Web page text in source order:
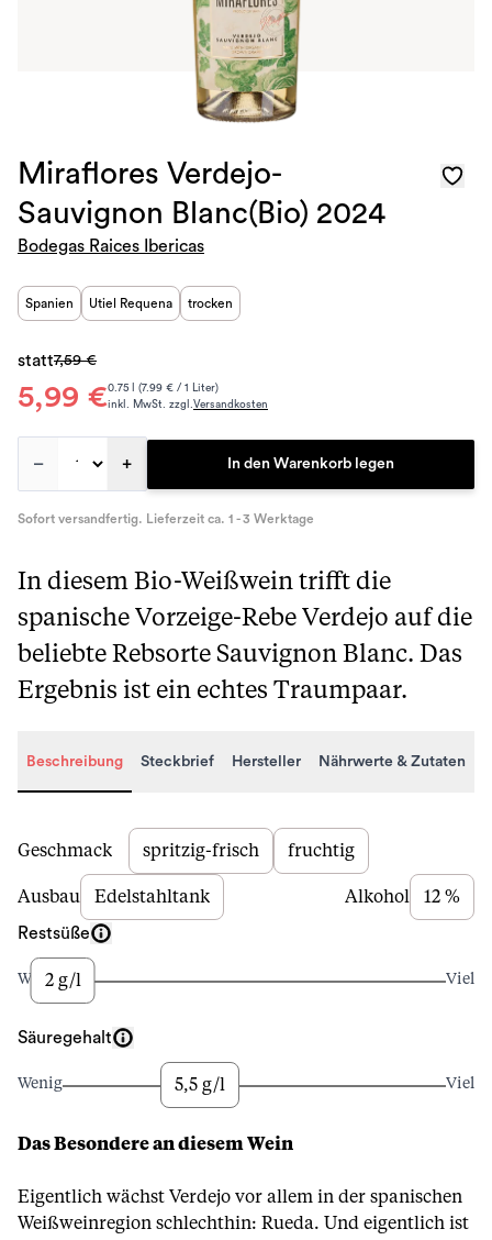
Miraflores Verdejo-
Sauvignon Blanc(Bio) 2024
Bodegas Raices Ibericas
Spanien Utiel Requena trocken
5,99 €
statt7,59 €
0.75 l (7.99 € / 1 Liter)
inkl. MwSt. zzgl.Versandkosten
– + In den Warenkorb legen
Sofort versandfertig. Lieferzeit ca. 1 - 3 Werktage
In diesem Bio-Weißwein trifft die
spanische Vorzeige-Rebe Verdejo auf die
beliebte Rebsorte Sauvignon Blanc. Das
Ergebnis ist ein echtes Traumpaar.
Beschreibung Steckbrief Hersteller Nährwerte & Zutaten
Beschreibung
Geschmack spritzig-frisch fruchtig
Ausbau Edelstahltank Alkohol 12 %
Restsüße
Wenig2 g/l Viel
Säuregehalt
Wenig 5,5 g/l Viel
Das Besondere an diesem Wein
Eigentlich wächst Verdejo vor allem in der spanischen
Weißweinregion schlechthin: Rueda. Und eigentlich ist